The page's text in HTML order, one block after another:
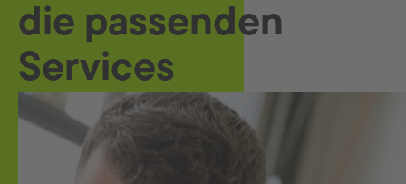
die passenden
Services